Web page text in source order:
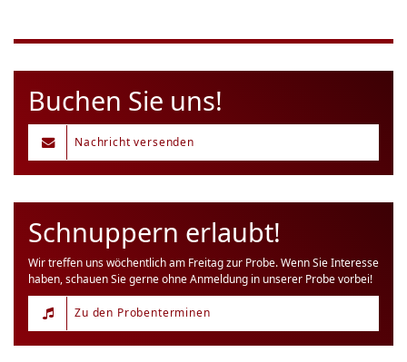
Buchen Sie uns!
Nachricht versenden
Schnuppern erlaubt!
Wir treffen uns wöchentlich am Freitag zur Probe. Wenn Sie Interesse
haben, schauen Sie gerne ohne Anmeldung in unserer Probe vorbei!
Zu den Probenterminen